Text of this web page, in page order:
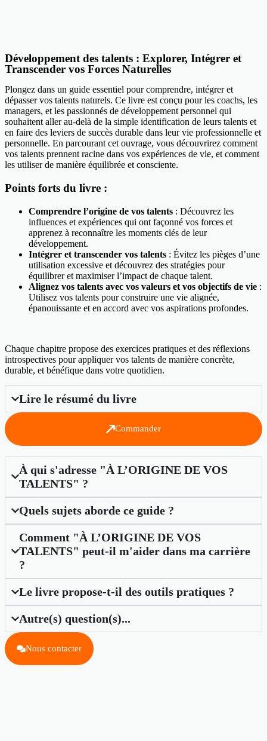
Développement des talents : Explorer, Intégrer et
Transcender vos Forces Naturelles
Plongez dans un guide essentiel pour comprendre, intégrer et
dépasser vos talents naturels. Ce livre est conçu pour les coachs, les
managers, et les passionnés de développement personnel qui
souhaitent aller au-delà de la simple identification de leurs talents et
en faire des leviers de succès durable dans leur vie professionnelle et
personnelle. En parcourant cet ouvrage, vous découvrirez comment
vos talents prennent racine dans vos expériences de vie, et comment
les utiliser de manière équilibrée et consciente.
Points forts du livre :
Comprendre l’origine de vos talents : Découvrez les
influences et expériences qui ont façonné vos forces et
apprenez à reconnaître les moments clés de leur
développement.
Intégrer et transcender vos talents : Évitez les pièges d’une
utilisation excessive et découvrez des stratégies pour
équilibrer et maximiser l’impact de chaque talent.
Alignez vos talents avec vos valeurs et vos objectifs de vie :
Utilisez vos talents pour construire une vie alignée,
épanouissante et en accord avec vos aspirations profondes.
Chaque chapitre propose des exercices pratiques et des réflexions
introspectives pour appliquer vos talents de manière concrète,
durable, et bénéfique dans votre quotidien.
Lire le résumé du livre
Commander
À qui s'adresse "À L’ORIGINE DE VOS
TALENTS" ?
Quels sujets aborde ce guide ?
Comment "À L’ORIGINE DE VOS
TALENTS" peut-il m'aider dans ma carrière
?
Le livre propose-t-il des outils pratiques ?
Autre(s) question(s)...
Nous contacter